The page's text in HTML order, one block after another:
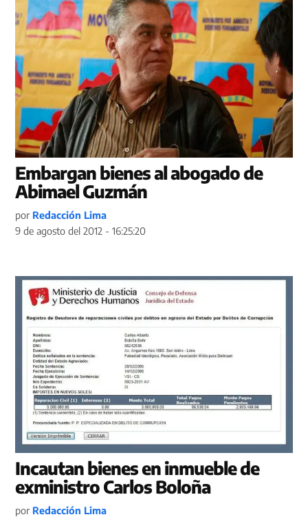
Embargan bienes al abogado de
Abimael Guzmán
por Redacción Lima
9 de agosto del 2012 - 16:25:20
Incautan bienes en inmueble de
exministro Carlos Boloña
por Redacción Lima